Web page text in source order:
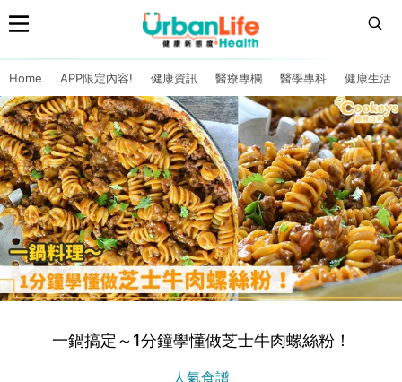
Home APP限定內容! 健康資訊 醫療專欄 醫學專科 健康生活
一鍋搞定～1分鐘學懂做芝士牛肉螺絲粉！
人氣食譜